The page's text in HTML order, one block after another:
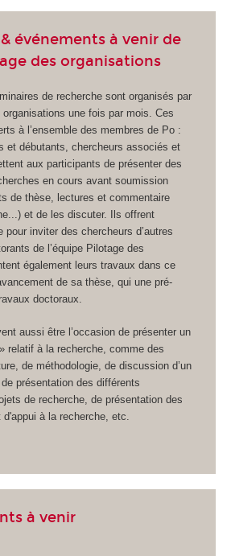
événements à venir de
des organisations
de recherche sont organisés par
organisations une fois par mois. Ces
à l’ensemble des membres de Po :
et débutants, chercheurs associés et
aux participants de présenter des
en cours avant soumission
de thèse, lectures et commentaire
et de les discuter. Ils offrent
pour inviter des chercheurs d’autres
de l’équipe Pilotage des
également leurs travaux dans ce
de sa thèse, qui une pré-
doctoraux.
aussi être l’occasion de présenter un
relatif à la recherche, comme des
de méthodologie, de discussion d’un
présentation des différents
de recherche, de présentation des
à la recherche, etc.
à venir